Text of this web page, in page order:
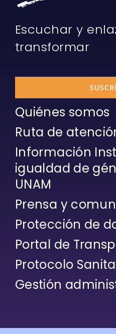
Escuchar y
transformar
Quiénes somos
Ruta de
Información
igualdad de
UNAM
Prensa y
Protección de
Portal de
Protocolo
Gestión